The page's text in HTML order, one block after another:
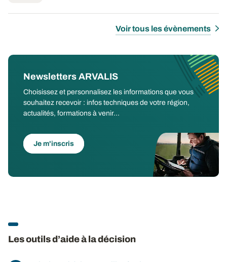
Voir tous les évènements
Newsletters ARVALIS
Choisissez et personnalisez les informations que vous
souhaitez recevoir : infos techniques de votre région,
actualités, formations à venir...
Je m'inscris
Les outils d’aide à la décision